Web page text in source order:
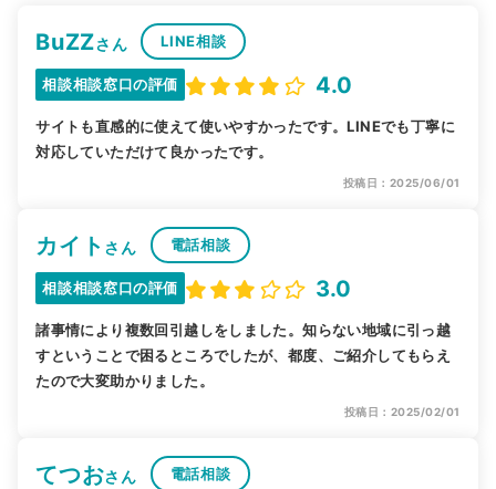
BuZZさん LINE相談
相談相談窓口の評価 4.0
サイトも直感的に使えて使いやすかったです。LINEでも丁寧に
対応していただけて良かったです。
投稿日：2025/06/01
カイト さん 電話相談
相談相談窓口の評価 3.0
諸事情により複数回引越しをしました。知らない地域に引っ越
すということで困るところでしたが、都度、ご紹介してもらえ
たので大変助かりました。
投稿日：2025/02/01
てつおさん 電話相談